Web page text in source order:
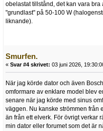
obelastat tillstånd, det kan vara
"grundlast" på 50-100 W
liknande).
Smurfen.
« Svar #4 skrivet: 03 juni 2026,
När jag körde dator och även
omformare av enklare model blev
senare när jag körde med sinus
väggen. Nu kanske strömmen från
än från ett elverk. För övrigt verkar
min dator eller forumet som det är